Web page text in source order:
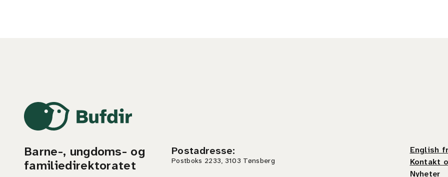
Barne-, ungdoms- og
familiedirektoratet
Postadresse:
Postboks 2233, 3103 Tønsberg
English
Kontakt
Nyheter